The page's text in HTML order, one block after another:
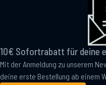
10€ Sofortrabatt für deine
Mit der Anmeldung zu unserem
deine erste Bestellung ab einem